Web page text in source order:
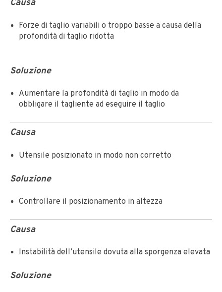
Causa
Forze di taglio variabili o troppo basse a causa della
profondità di taglio ridotta
Soluzione
Aumentare la profondità di taglio in modo da
obbligare il tagliente ad eseguire il taglio
Causa
Utensile posizionato in modo non corretto
Soluzione
Controllare il posizionamento in altezza
Causa
Instabilità dell’utensile dovuta alla sporgenza elevata
Soluzione